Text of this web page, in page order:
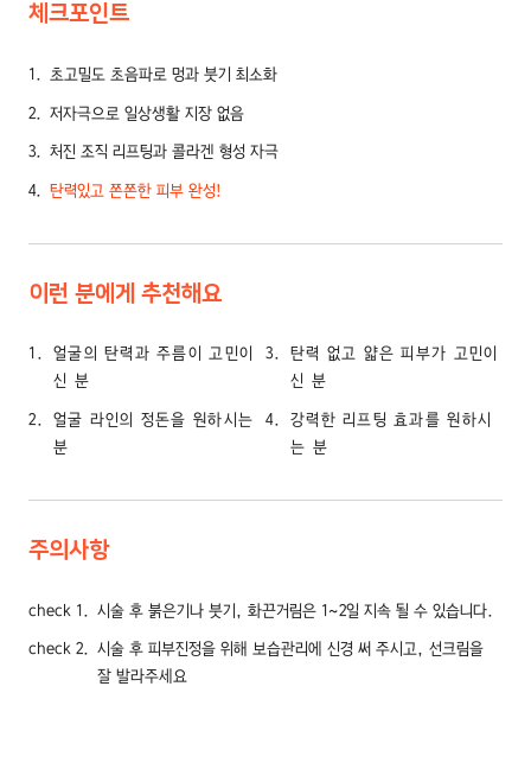
체크포인트
1 초고밀도 초음파로 멍과 붓기 최소화
2 저자극으로 일상생활 지장 없음
3 처진 조직 리프팅과 콜라겐 형성 자극
4 탄력있고 쫀쫀한 피부 완성!
이런 분에게 추천해요
1
얼굴의 탄력과 주름이 고민이
신 분
2
얼굴 라인의 정돈을 원하시는
분
3
탄력 없고 얇은 피부가 고민이
신 분
4
강력한 리프팅 효과를 원하시
는 분
주의사항
check 1 시술 후 붉은기나 붓기, 화끈거림은 1~2일 지속 될 수 있습니다.
check 2
시술 후 피부진정을 위해 보습관리에 신경 써 주시고, 선크림을
잘 발라주세요